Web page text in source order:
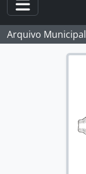
Toggle
Arquivo